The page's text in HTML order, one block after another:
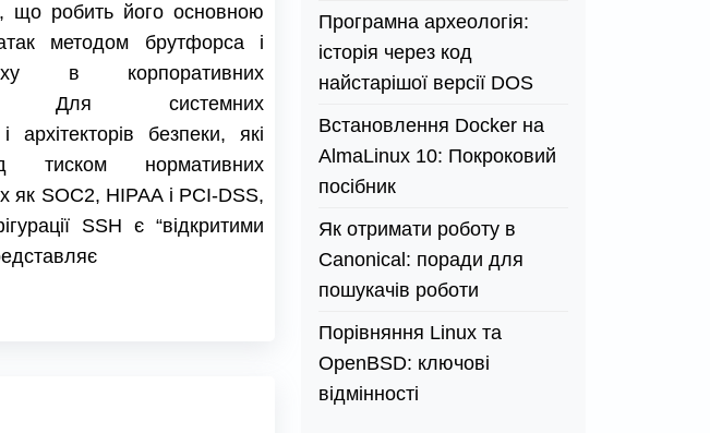
що робить його основною
методом брутфорса і
в корпоративних
Для системних
і архітекторів безпеки, які
тиском нормативних
як SOC2, HIPAA і PCI-DSS,
SSH є “відкритими
Програмна археологія:
історія через код
найстарішої версії DOS
Встановлення Docker на
AlmaLinux 10: Покроковий
посібник
Як отримати роботу в
Canonical: поради для
пошукачів роботи
Порівняння Linux та
OpenBSD: ключові
відмінності